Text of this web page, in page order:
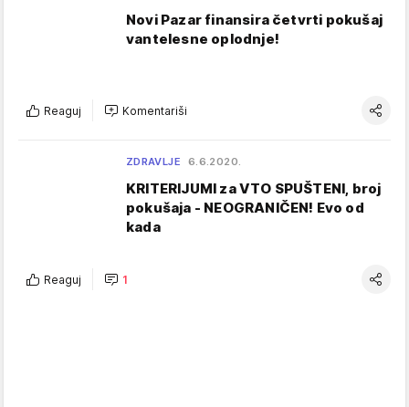
Novi Pazar finansira četvrti pokušaj
vantelesne oplodnje!
Reaguj Komentariši
ZDRAVLJE 6.6.2020.
KRITERIJUMI za VTO SPUŠTENI, broj
pokušaja - NEOGRANIČEN! Evo od
kada
Reaguj 1